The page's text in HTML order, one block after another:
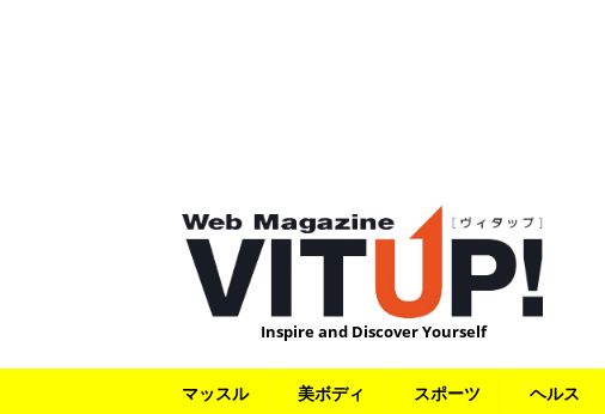
Inspire and Discover Yourself
マッスル 美ボディ スポーツ ヘルス